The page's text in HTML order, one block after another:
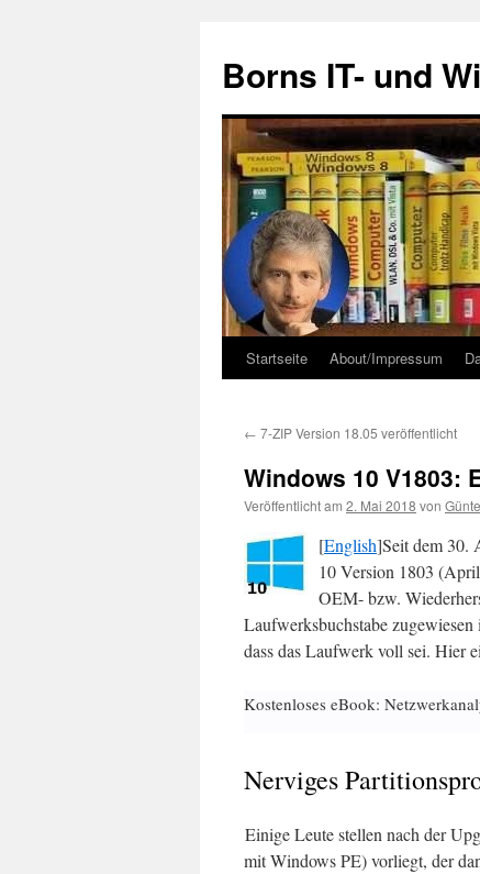
springen
Borns IT- und
Startseite About/Impressum
← 7-ZIP Version 18.05 veröffentlicht
Windows 10 V1803:
Veröffentlicht am 2. Mai 2018 von
[English]Seit dem 30.
10 Version 1803
OEM- bzw.
Laufwerksbuchstabe
dass das Laufwerk voll sei. Hier
Kostenloses eBook:
Nerviges
Einige Leute stellen nach der
mit Windows PE) vorliegt, der